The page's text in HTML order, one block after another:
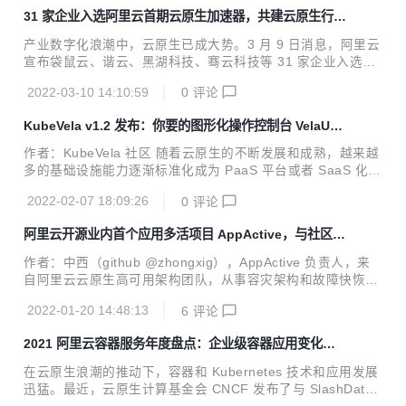
些特性的诞生均源自于阿里巴巴、LINE、招商银行、爱奇艺等
社区用户大量的深度实践，最终贡献到 KubeVela 项目中，形
成大家可以开箱即用的功能。 现代化应用交付的痛点和挑战
痛点和挑战呢？ 1...
31 家企业入选阿里云首期云原生加速器，共建云原生行业
新生态
产业数字化浪潮中，云原生已成大势。3 月 9 日消息，阿里云
宣布袋鼠云、谐云、黑湖科技、骞云科技等 31 家企业入选阿
1/5 企业为 C 轮及以上。入选企业总估值超过 338 亿，覆盖
业新生态，共同实现云原生技术升级。 据悉，阿里云在 2021
年启动了云原生加速器计划，致力于发掘和寻找云原生领域优
秀的创新企业，帮助企业破解成长密码。在为期一年的加速成
接，开放阿里云生态和业务资源，提供技术和产品支持，链接
2022-03-10 14:10:59 0 评论
KubeVela v1.2 发布：你要的图形化操作控制台 VelaUX
终于来了！
作者：KubeVela 社区 随着云原生的不断发展和成熟，越来越
多的基础设施能力逐渐标准化成为 PaaS 平台或者 SaaS 化产
发、测试一直到运维、基础设施全部分多种角色系统完成。如
“左移”到了开发者身上，测试左移、监控左移、安全左移，以
及 DevOps 等一系列理念都是在强调，通过开源项目或者云
的产品和服务将测试、监控、安全、运维等一系列事务提前到
战，开发者对底层五花八门的产品和复杂 API 缺乏掌控力，他
2022-02-07 18:09:26 0 评论
阿里云开源业内首个应用多活项目 AppActive，与社区共
建云原生容灾标准
作者：中西（github @zhongxig），AppActive 负责人，来
自阿里云云原生高可用架构团队，从事容灾架构和故障快恢的
aosblade 开源后，第三个重磅高可用产品：应用多活 AppAct
靠的企业级生产系统，提高企业面对容灾、容错、容量等问题
的稳态系统建设能力。 1 月 11 日，在上海的云原生实战峰会
上，阿里云智能研究员丁宇发布了“应用多活技术白皮书”，同
2022-01-20 14:48:13 6 评论
2021 阿里云容器服务年度盘点：企业级容器应用变化和
技术趋势观察
在云原生浪潮的推动下，容器和 Kubernetes 技术和应用发展
迅猛。最近，云原生计算基金会 CNCF 发布了与 SlashData